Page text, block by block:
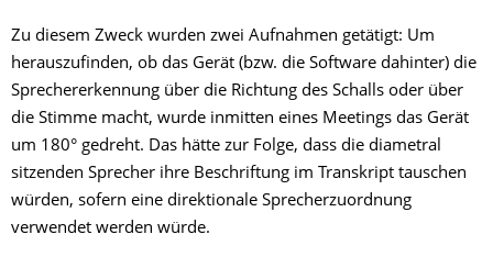
Zu diesem Zweck wurden zwei Aufnahmen getätigt: Um
herauszufinden, ob das Gerät (bzw. die Software dahinter) die
Sprechererkennung über die Richtung des Schalls oder über
die Stimme macht, wurde inmitten eines Meetings das Gerät
um 180° gedreht. Das hätte zur Folge, dass die diametral
sitzenden Sprecher ihre Beschriftung im Transkript tauschen
würden, sofern eine direktionale Sprecherzuordnung
verwendet werden würde.